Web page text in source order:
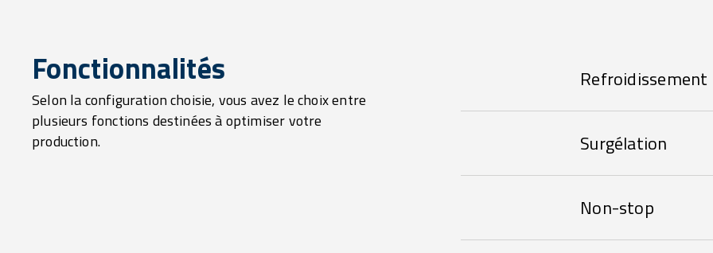
Fonctionnalités
Selon la configuration choisie, vous avez le choix entre
plusieurs fonctions destinées à optimiser votre
production.
Refroidissement
Surgélation
Non-stop